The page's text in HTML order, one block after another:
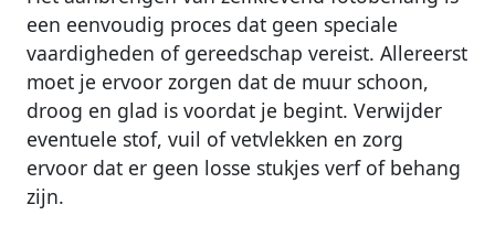
een eenvoudig proces dat geen speciale
vaardigheden of gereedschap vereist. Allereerst
moet je ervoor zorgen dat de muur schoon,
droog en glad is voordat je begint. Verwijder
eventuele stof, vuil of vetvlekken en zorg
ervoor dat er geen losse stukjes verf of behang
zijn.